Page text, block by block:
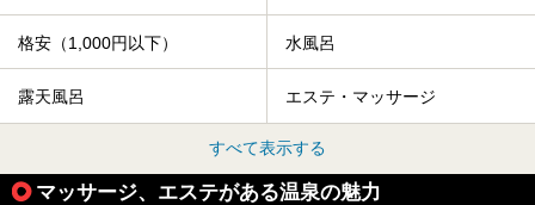
格安（1,000円以下） 水風呂
露天風呂 エステ・マッサージ
すべて表示する
マッサージ、エステがある温泉の魅力